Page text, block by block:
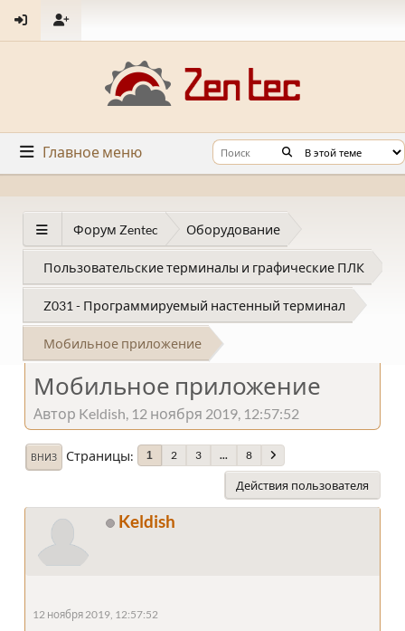
Главное меню
Форум Zentec Оборудование
Пользовательские терминалы и графические ПЛК
Z031 - Программируемый настенный терминал
Мобильное приложение
Мобильное приложение
Автор Keldish, 12 ноября 2019, 12:57:52
ВНИЗ Страницы 1 2 3 ... 8
Действия пользователя
Keldish
12 ноября 2019, 12:57:52